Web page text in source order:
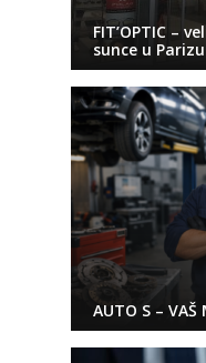
FIT’OPTIC –
sunce u Parizu
AUTO S – VAŠ